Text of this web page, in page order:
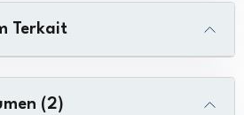
Terkait
(2)